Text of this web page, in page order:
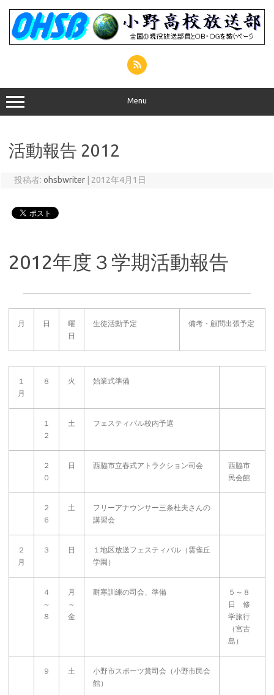
Menu
活動報告 2012
投稿者: ohsbwriter 2012年4月1日
2012年度３学期活動報告
月 日
曜
日
生徒活動予定 備考・顧問出張予定
１
月
８ 火 始業式準備
１
２
土 フェスティバル校内予選
２
０
日 西脇市立春式アトラクション司会
西脇市
民会館
２
６
土
フリーアナウンサー三条杜夫さんの
講習会
２
月
３ 日
１地区放送フェスティバル（雲雀丘
学園）
４
～
８
月
～
金
耐寒訓練の司会、準備
５～８
日 修
学旅行
（宮古
島）
９ 土
小野市スポーツ賞司会（小野市民会
館）